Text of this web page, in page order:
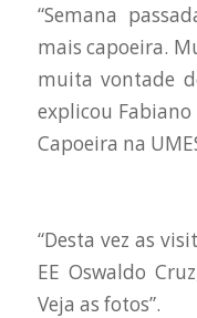
“Semana
mais capoeira.
muita vontade
explicou Fabiano
Capoeira na
“Desta vez as
EE Oswaldo
Veja as fotos”.